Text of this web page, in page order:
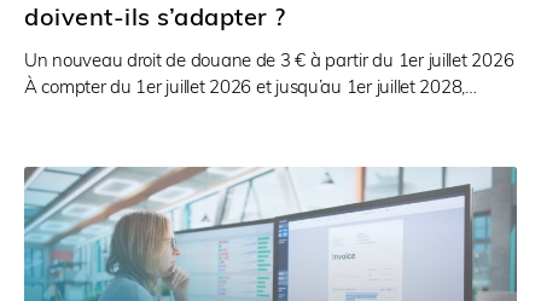
doivent-ils s’adapter ?
Un nouveau droit de douane de 3 € à partir du 1er juillet 2026
À compter du 1er juillet 2026 et jusqu’au 1er juillet 2028,…